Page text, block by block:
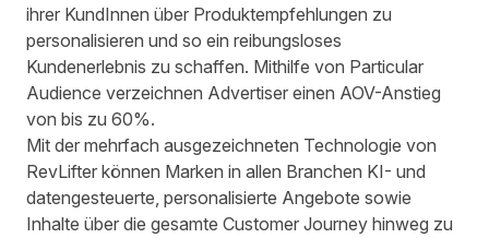
ihrer KundInnen über Produktempfehlungen zu
personalisieren und so ein reibungsloses
Kundenerlebnis zu schaffen. Mithilfe von Particular
Audience verzeichnen Advertiser einen AOV-Anstieg
von bis zu 60%.
Mit der mehrfach ausgezeichneten Technologie von
RevLifter können Marken in allen Branchen KI- und
datengesteuerte, personalisierte Angebote sowie
Inhalte über die gesamte Customer Journey hinweg zu